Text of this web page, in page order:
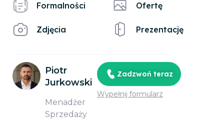
Formalności
Zdjęcia
Ofertę
Prezentację
Piotr
Jurkowski
Menadżer
Sprzedaży
Zadzwoń teraz
Wypełnij formularz